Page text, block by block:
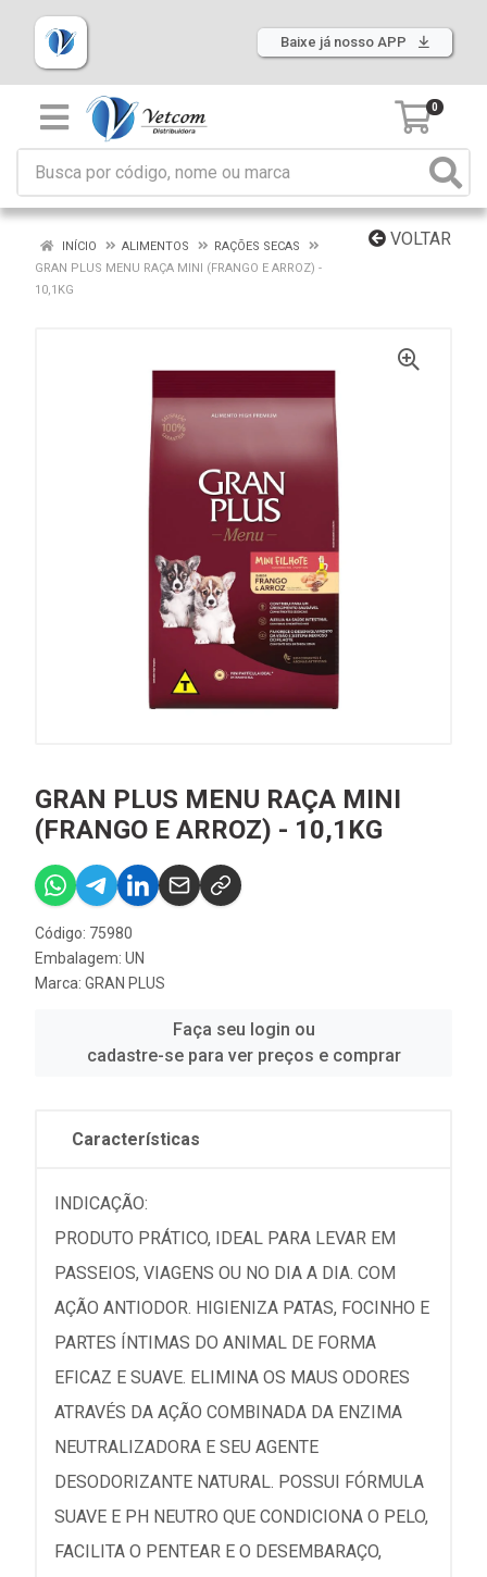
Baixe já nosso APP
0
VOLTAR
INÍCIO ALIMENTOS
RAÇÕES SECAS
GRAN PLUS MENU RAÇA MINI (FRANGO E ARROZ) -
10,1KG
GRAN PLUS MENU RAÇA MINI
(FRANGO E ARROZ) - 10,1KG
Código: 75980
Embalagem: UN
Marca: GRAN PLUS
Faça seu login ou
cadastre-se para ver preços e comprar
Características
INDICAÇÃO:
PRODUTO PRÁTICO, IDEAL PARA LEVAR EM
PASSEIOS, VIAGENS OU NO DIA A DIA. COM
AÇÃO ANTIODOR. HIGIENIZA PATAS, FOCINHO E
PARTES ÍNTIMAS DO ANIMAL DE FORMA
EFICAZ E SUAVE. ELIMINA OS MAUS ODORES
ATRAVÉS DA AÇÃO COMBINADA DA ENZIMA
NEUTRALIZADORA E SEU AGENTE
DESODORIZANTE NATURAL. POSSUI FÓRMULA
SUAVE E PH NEUTRO QUE CONDICIONA O PELO,
FACILITA O PENTEAR E O DESEMBARAÇO,